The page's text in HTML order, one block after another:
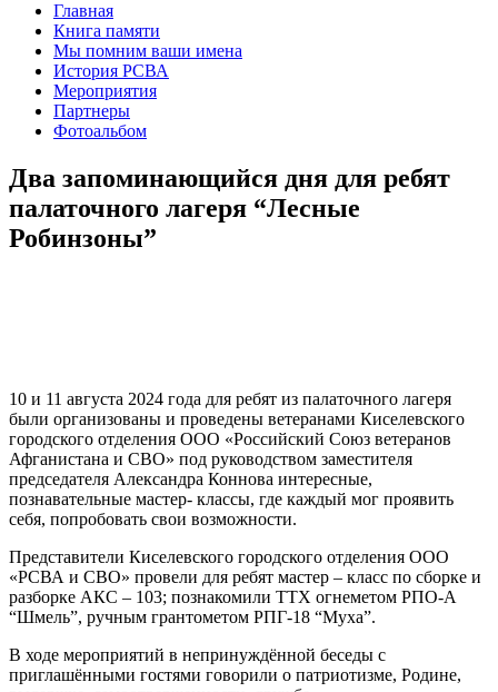
Главная
Книга памяти
Мы помним ваши имена
История РСВА
Мероприятия
Партнеры
Фотоальбом
Два запоминающийся дня для ребят
палаточного лагеря “Лесные
Робинзоны”
10 и 11 августа 2024 года для ребят из палаточного лагеря
были организованы и проведены ветеранами Киселевского
городского отделения ООО «Российский Союз ветеранов
Афганистана и СВО» под руководством заместителя
председателя Александра Коннова интересные,
познавательные мастер- классы, где каждый мог проявить
себя, попробовать свои возможности.
Представители Киселевского городского отделения ООО
«РСВА и СВО» провели для ребят мастер – класс по сборке и
разборке АКС – 103; познакомили ТТХ огнеметом РПО-А
“Шмель”, ручным грантометом РПГ-18 “Муха”.
В ходе мероприятий в непринуждённой беседы с
приглашёнными гостями говорили о патриотизме, Родине,